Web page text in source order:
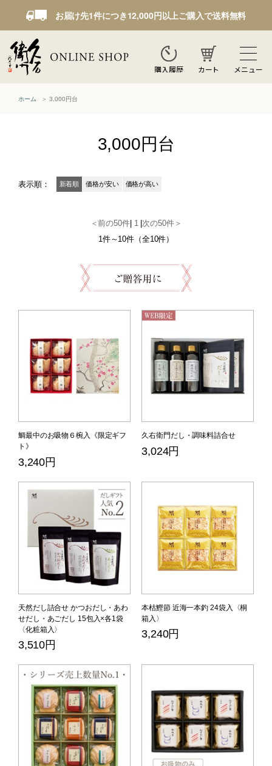
お届け先1件につき12,000円以上ご購入で送料無料
購入履歴 カート メニュー
ホーム 3,000円台
3,000円台
表示順： 新着順 価格が安い 価格が高い
＜前の50件| 1 |次の50件＞
1件～10件（全10件）
鯛最中のお吸物６椀入《限定ギフ
ト》
3,240円
久右衛門だし・調味料詰合せ
3,024円
天然だし詰合せ かつおだし・あわ
せだし・あごだし 15包入×各1袋
〈化粧箱入〉
3,510円
本枯鰹節 近海一本釣 24袋入〈桐
箱入〉
3,240円